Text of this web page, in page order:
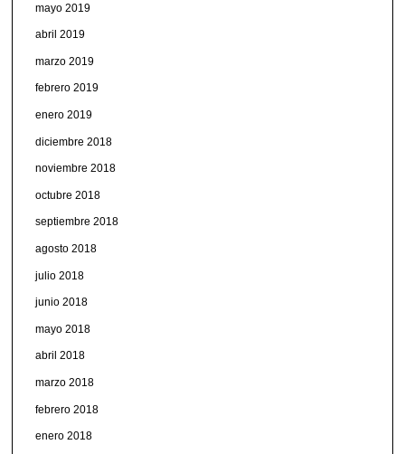
mayo 2019
abril 2019
marzo 2019
febrero 2019
enero 2019
diciembre 2018
noviembre 2018
octubre 2018
septiembre 2018
agosto 2018
julio 2018
junio 2018
mayo 2018
abril 2018
marzo 2018
febrero 2018
enero 2018